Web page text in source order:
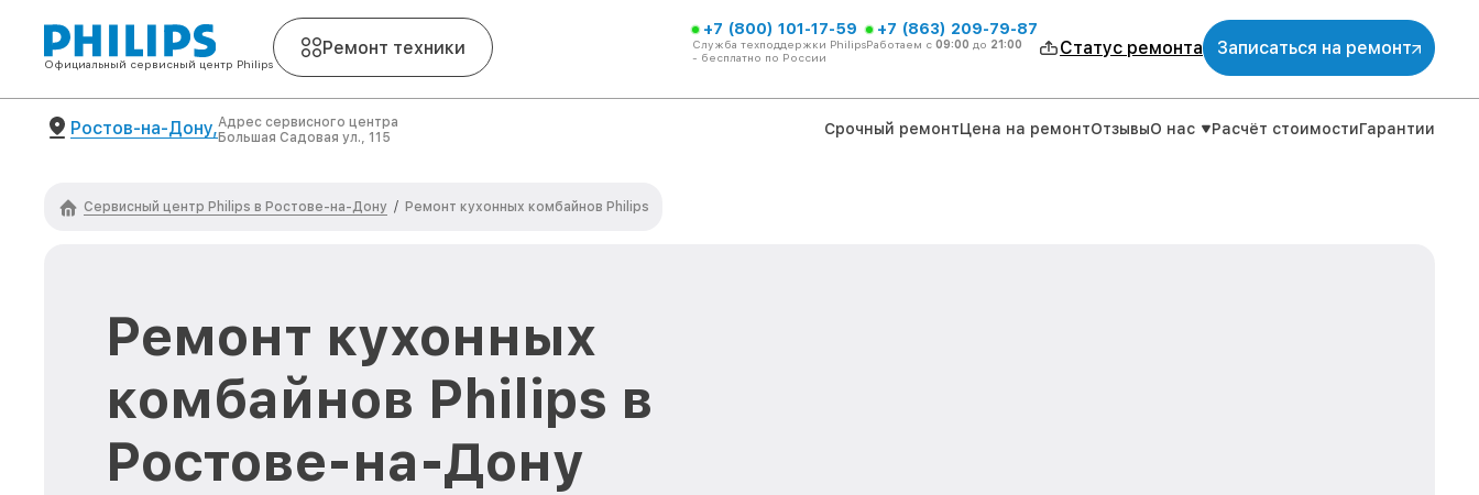
Официальный сервисный центр Philips
Ремонт техники
+7 (800) 101-17-59
Служба техподдержки Philips
- бесплатно по России
+7 (863) 209-79-87
Работаем с 09:00 до 21:00 Статус ремонта Записаться на ремонт
Ростов-на-Дону,Адрес сервисного центра
Большая Садовая ул., 115
Срочный ремонтЦена на ремонтОтзывыО нас Расчёт стоимостиГарантии
Сервисный центр Philips в Ростове-на-Дону / Ремонт кухонных комбайнов Philips
Ремонт кухонных
комбайнов Philips в
Ростове-на-Дону